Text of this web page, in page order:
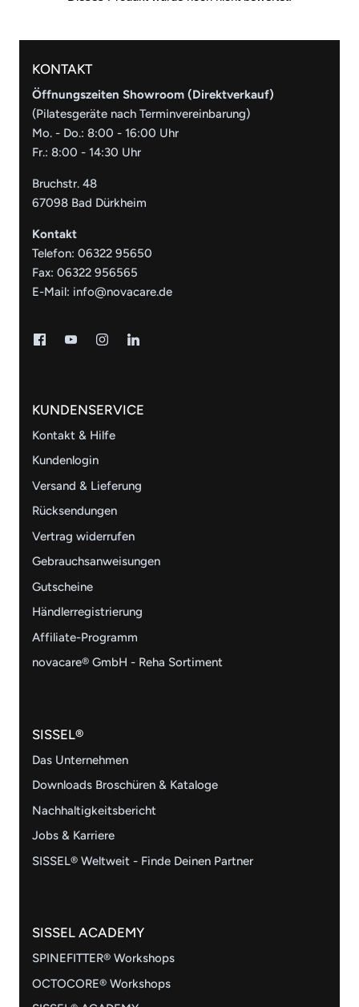
KONTAKT
Öffnungszeiten Showroom (Direktverkauf)
(Pilatesgeräte nach Terminvereinbarung)
Mo. - Do.: 8:00 - 16:00 Uhr
Fr.: 8:00 - 14:30 Uhr
Bruchstr. 48
67098 Bad Dürkheim
Kontakt
Telefon: 06322 95650
Fax: 06322 956565
E-Mail: info@novacare.de
KUNDENSERVICE
Kontakt & Hilfe
Kundenlogin
Versand & Lieferung
Rücksendungen
Vertrag widerrufen
Gebrauchsanweisungen
Gutscheine
Händlerregistrierung
Affiliate-Programm
novacare® GmbH - Reha Sortiment
SISSEL®
Das Unternehmen
Downloads Broschüren & Kataloge
Nachhaltigkeitsbericht
Jobs & Karriere
SISSEL® Weltweit - Finde Deinen Partner
SISSEL ACADEMY
SPINEFITTER® Workshops
OCTOCORE® Workshops